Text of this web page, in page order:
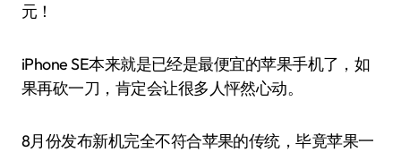
元！
iPhone SE本来就是已经是最便宜的苹果手机了，如
果再砍一刀，肯定会让很多人怦然心动。
8月份发布新机完全不符合苹果的传统，毕竟苹果一